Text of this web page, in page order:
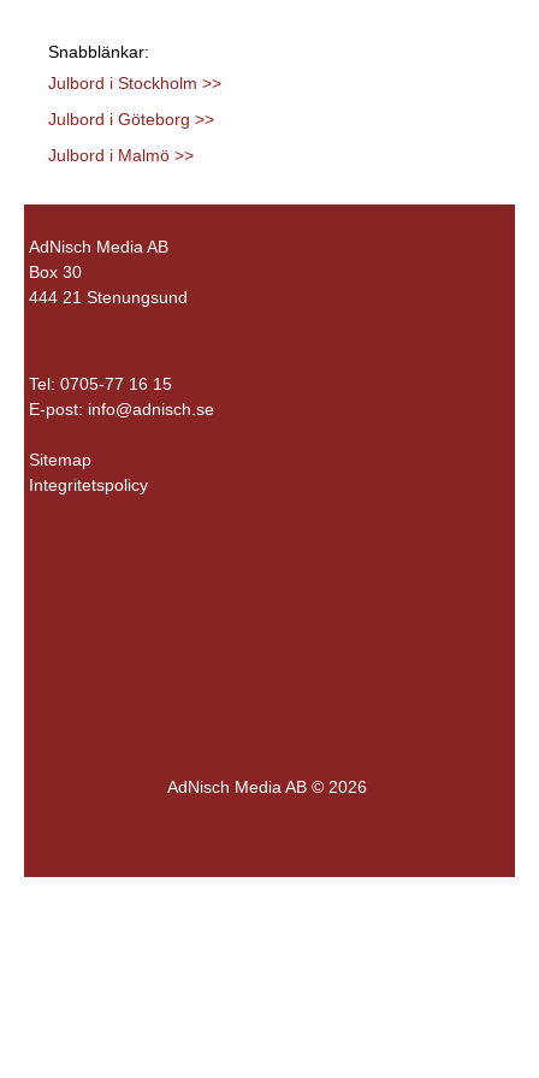
Snabblänkar:
Julbord i Stockholm >>
Julbord i Göteborg >>
Julbord i Malmö >>
AdNisch Media AB
Box 30
444 21 Stenungsund
Tel: 0705-77 16 15
E-post: info@adnisch.se
Sitemap
Integritetspolicy
AdNisch Media AB © 2026